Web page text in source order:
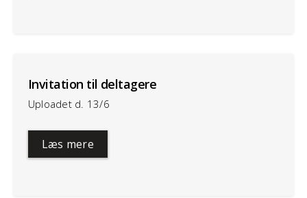
Invitation til deltagere
Uploadet d. 13/6
Læs mere